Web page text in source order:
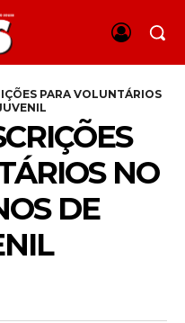
PARA VOLUNTÁRIOS
NO
DE